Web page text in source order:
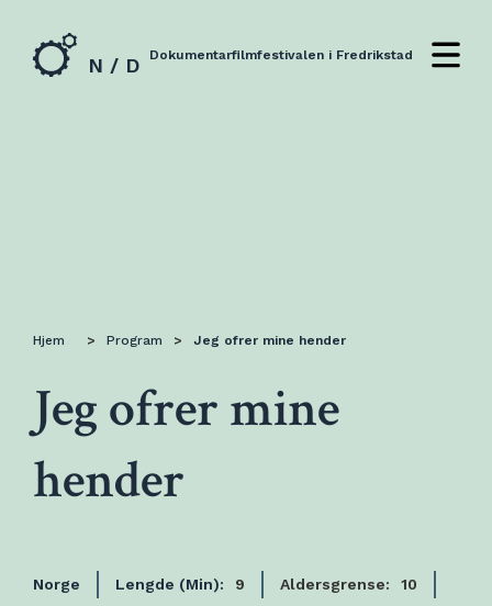
N / D Dokumentarfilmfestivalen i Fredrikstad
Hjem > Program > Jeg ofrer mine hender
Jeg ofrer mine
hender
Norge Lengde (Min): 9 Aldersgrense: 10